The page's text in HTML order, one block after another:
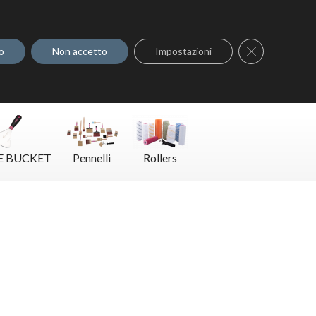
BUCKET Pennelli Rollers
Non accetto Impostazioni Close GDPR